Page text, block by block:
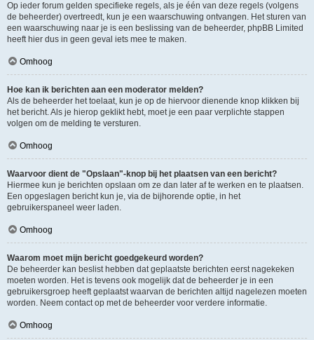
Op ieder forum gelden specifieke regels, als je één van deze regels (volgens
de beheerder) overtreedt, kun je een waarschuwing ontvangen. Het sturen van
een waarschuwing naar je is een beslissing van de beheerder, phpBB Limited
heeft hier dus in geen geval iets mee te maken.
Omhoog
Hoe kan ik berichten aan een moderator melden?
Als de beheerder het toelaat, kun je op de hiervoor dienende knop klikken bij
het bericht. Als je hierop geklikt hebt, moet je een paar verplichte stappen
volgen om de melding te versturen.
Omhoog
Waarvoor dient de "Opslaan"-knop bij het plaatsen van een bericht?
Hiermee kun je berichten opslaan om ze dan later af te werken en te plaatsen.
Een opgeslagen bericht kun je, via de bijhorende optie, in het
gebruikerspaneel weer laden.
Omhoog
Waarom moet mijn bericht goedgekeurd worden?
De beheerder kan beslist hebben dat geplaatste berichten eerst nagekeken
moeten worden. Het is tevens ook mogelijk dat de beheerder je in een
gebruikersgroep heeft geplaatst waarvan de berichten altijd nagelezen moeten
worden. Neem contact op met de beheerder voor verdere informatie.
Omhoog